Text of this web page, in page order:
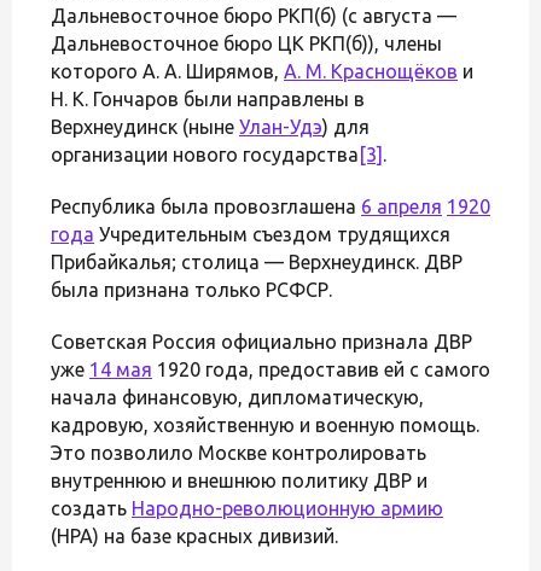
Дальневосточное бюро РКП(б) (с августа —
Дальневосточное бюро ЦК РКП(б)), члены
которого А. А. Ширямов, А. М. Краснощёков и
Н. К. Гончаров были направлены в
Верхнеудинск (ныне Улан-Удэ) для
организации нового государства [3] .
Республика была провозглашена 6 апреля 1920
года Учредительным съездом трудящихся
Прибайкалья; столица — Верхнеудинск. ДВР
была признана только РСФСР.
Советская Россия официально признала ДВР
уже 14 мая 1920 года, предоставив ей с самого
начала финансовую, дипломатическую,
кадровую, хозяйственную и военную помощь.
Это позволило Москве контролировать
внутреннюю и внешнюю политику ДВР и
создать Народно-революционную армию
(НРА) на базе красных дивизий.